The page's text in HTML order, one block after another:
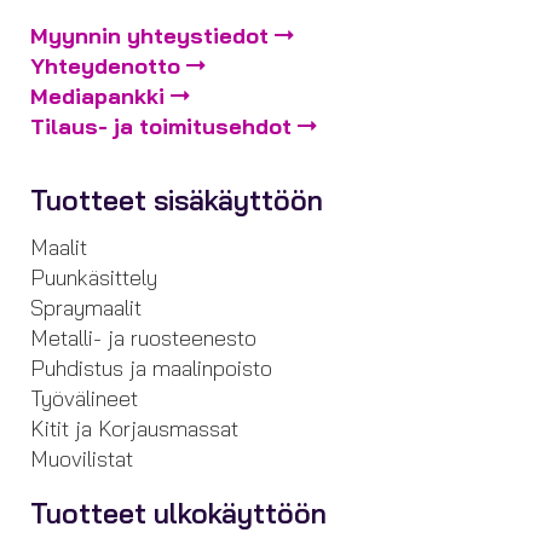
Myynnin yhteystiedot
Yhteydenotto
Mediapankki
Tilaus- ja toimitusehdot
Tuotteet sisäkäyttöön
Maalit
Puunkäsittely
Spraymaalit
Metalli- ja ruosteenesto
Puhdistus ja maalinpoisto
Työvälineet
Kitit ja Korjausmassat
Muovilistat
Tuotteet ulkokäyttöön